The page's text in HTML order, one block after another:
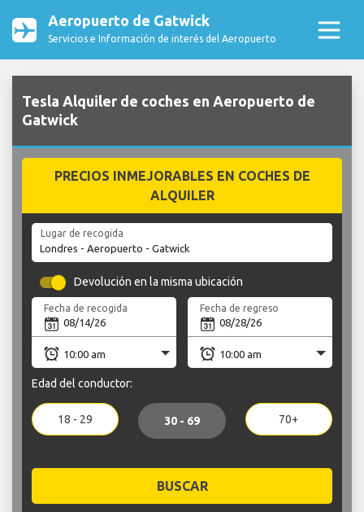
Aeropuerto de Gatwick
Servicios e Información de interés del Aeropuerto
Tesla Alquiler de coches en Aeropuerto de
Gatwick
PRECIOS INMEJORABLES EN COCHES DE
ALQUILER
Lugar de recogida
Devolución en la misma ubicación
Fecha de recogida Fecha de regreso
Edad del conductor:
18 - 29 30 - 69 70+
BUSCAR